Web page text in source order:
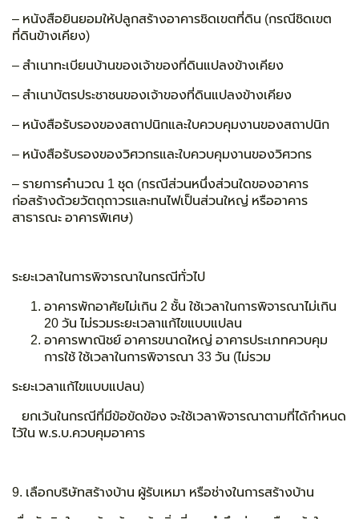
– หนังสือยินยอมให้ปลูกสร้างอาคารชิดเขตที่ดิน (กรณีชิดเขต
ที่ดินข้างเคียง)
– สำเนาทะเบียนบ้านของเจ้าของที่ดินแปลงข้างเคียง
– สำเนาบัตรประชาชนของเจ้าของที่ดินแปลงข้างเคียง
– หนังสือรับรองของสถาปนิกและใบควบคุมงานของสถาปนิก
– หนังสือรับรองของวิศวกรและใบควบคุมงานของวิศวกร
– รายการคำนวณ 1 ชุด (กรณีส่วนหนึ่งส่วนใดของอาคาร
ก่อสร้างด้วยวัตถุถาวรและทนไฟเป็นส่วนใหญ่ หรืออาคาร
สาธารณะ อาคารพิเศษ)
ระยะเวลาในการพิจารณาในกรณีทั่วไป
อาคารพักอาศัยไม่เกิน 2 ชั้น ใช้เวลาในการพิจารณาไม่เกิน
20 วัน ไม่รวมระยะเวลาแก้ไขแบบแปลน
อาคารพาณิชย์ อาคารขนาดใหญ่ อาคารประเภทควบคุม
การใช้ ใช้เวลาในการพิจารณา 33 วัน (ไม่รวม
ระยะเวลาแก้ไขแบบแปลน)
ยกเว้นในกรณีที่มีข้อขัดข้อง จะใช้เวลาพิจารณาตามที่ได้กำหนด
ไว้ใน พ.ร.บ.ควบคุมอาคาร
9. เลือกบริษัทสร้างบ้าน ผู้รับเหมา หรือช่างในการสร้างบ้าน